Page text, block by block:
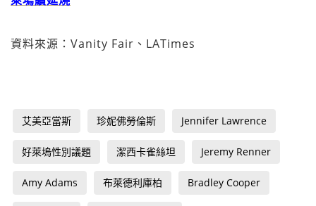
資料來源：Vanity Fair、LATimes
艾美亞當斯 珍妮佛勞倫斯 Jennifer Lawrence
好萊塢性別議題 潔西卡雀絲坦 Jeremy Renner
Amy Adams 布萊德利庫柏 Bradley Cooper